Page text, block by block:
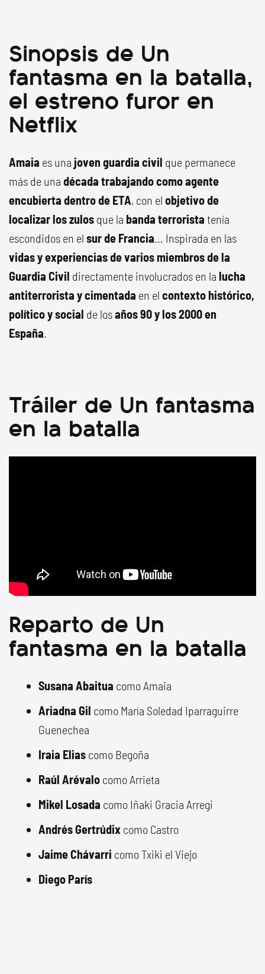
Sinopsis de Un
fantasma en la batalla,
el estreno furor en
Netflix
Amaia es una joven guardia civil que permanece
más de una década trabajando como agente
encubierta dentro de ETA, con el objetivo de
localizar los zulos que la banda terrorista tenía
escondidos en el sur de Francia... Inspirada en las
vidas y experiencias de varios miembros de la
Guardia Civil directamente involucrados en la lucha
antiterrorista y cimentada en el contexto histórico,
político y social de losaños 90 y los 2000 en
España.
Tráiler de Un fantasma
en la batalla
Reparto de Un
fantasma en la batalla
Susana Abaitua como Amaia
Ariadna Gil como María Soledad Iparraguirre
Guenechea
Iraia Elias como Begoña
Raúl Arévalo como Arrieta
Mikel Losada como Iñaki Gracia Arregi
Andrés Gertrúdix como Castro
Jaime Chávarri como Txiki el Viejo
Diego París